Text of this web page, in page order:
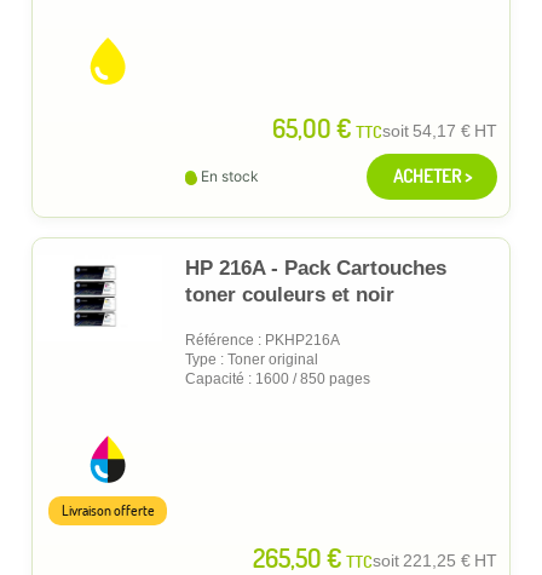
65,00 € TTCsoit 54,17 € HT
En stock ACHETER >
HP 216A - Pack Cartouches
toner couleurs et noir
Référence : PKHP216A
Type : Toner original
Capacité : 1600 / 850 pages
265,50 € TTCsoit221,25 € HT
Livraison offerte